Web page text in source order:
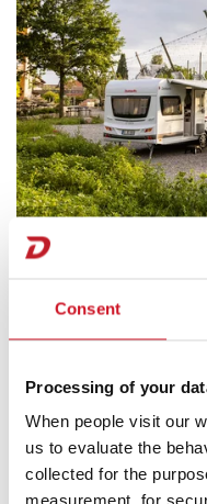
Consent
Processing of your
When people visit our
us to evaluate the
collected for the
measurement, for